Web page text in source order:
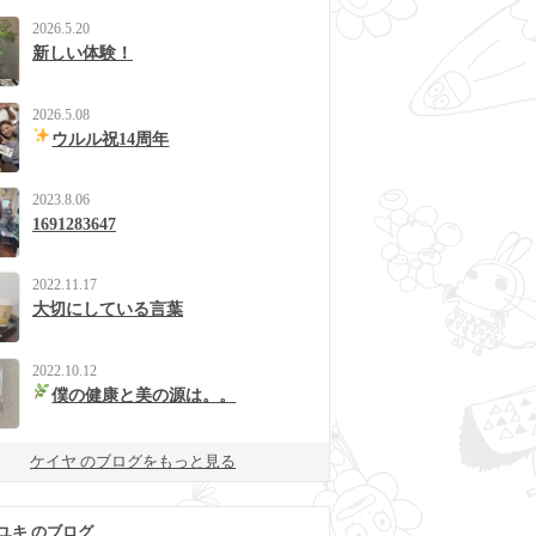
2026.5.20
新しい体験！
2026.5.08
ウルル祝14周年
2023.8.06
1691283647
2022.11.17
大切にしている言葉
2022.10.12
僕の健康と美の源は。。
ケイヤ のブログをもっと見る
キ のブログ